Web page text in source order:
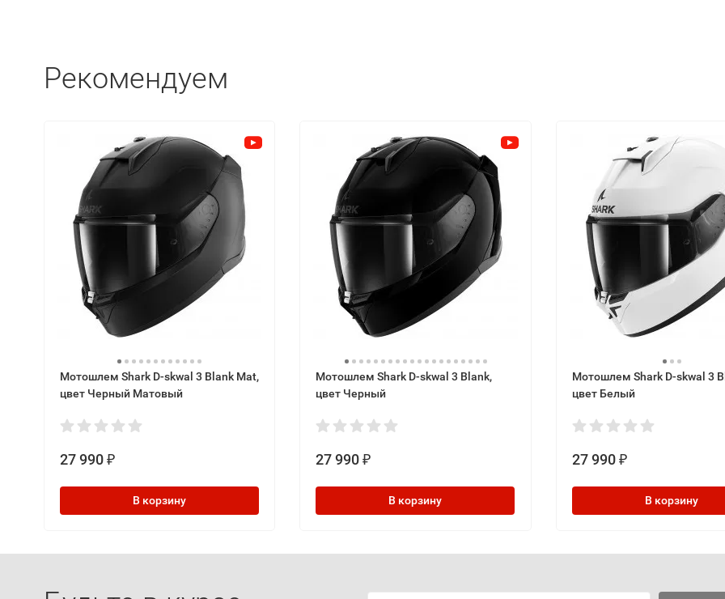
Рекомендуем
Мотошлем Shark D-skwal 3 Blank Mat,
цвет Черный Матовый
27 990 ₽
В корзину
Мотошлем Shark D-skwal 3 Blank,
цвет Черный
27 990 ₽
В корзину
Мотошлем Shark D-skwal 3
цвет Белый
27 990 ₽
В корзину